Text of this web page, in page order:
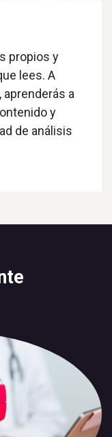
propios y
lees. A
a
y
de análisis